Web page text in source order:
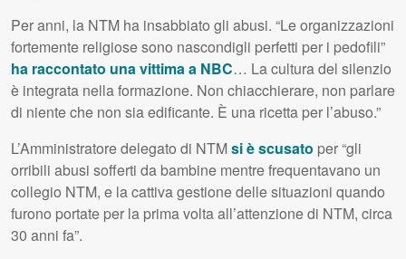
Per anni, la NTM ha insabbiato gli abusi. “Le organizzazioni
fortemente religiose sono nascondigli perfetti per i pedofili”
ha raccontato una vittima a NBC… La cultura del silenzio
è integrata nella formazione. Non chiacchierare, non parlare
di niente che non sia edificante. È una ricetta per l’abuso.”
L’Amministratore delegato di NTMsi è scusato per “gli
orribili abusi sofferti da bambine mentre frequentavano un
collegio NTM, e la cattiva gestione delle situazioni quando
furono portate per la prima volta all’attenzione di NTM, circa
30 anni fa”.